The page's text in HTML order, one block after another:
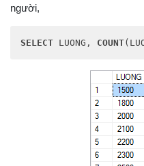
người,
SELECT LUONG, COUNT